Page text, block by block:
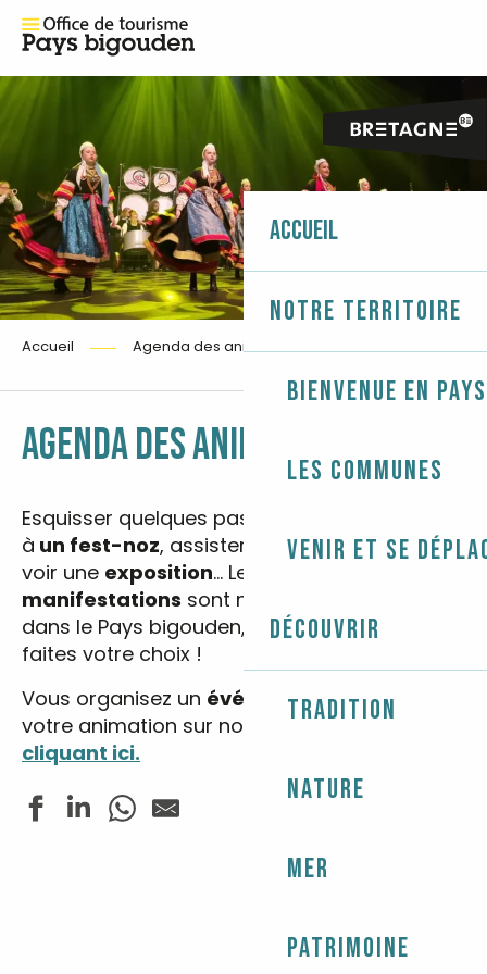
Accueil
Notre territoire
Bienvenue en
Les communes
Venir et se
Découvrir
Tradition
Nature
Mer
Patrimoine
Accueil Agenda des animations
AGENDA DES ANIMATIONS
Esquisser quelques pas de danses bretonnes
à un fest-noz, assister à unspectacleou
voir une exposition… Les
manifestations sont nombreuses et variées
dans le Pays bigouden, entrez vos dates et
faites votre choix !
Vous organisez un événement ? Annoncez
votre animation sur notre site web en
cliquant ici.